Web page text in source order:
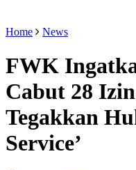
Home News
FWK
Cabut 28
Tegakkan
Service’